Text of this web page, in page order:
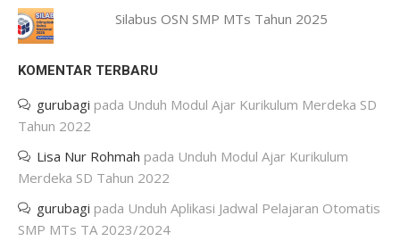
Silabus OSN SMP MTs Tahun 2025
KOMENTAR TERBARU
gurubagi pada Unduh Modul Ajar Kurikulum Merdeka SD
Tahun 2022
Lisa Nur Rohmah pada Unduh Modul Ajar Kurikulum
Merdeka SD Tahun 2022
gurubagi pada Unduh Aplikasi Jadwal Pelajaran Otomatis
SMP MTs TA 2023/2024